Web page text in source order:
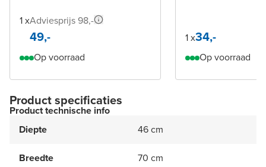
1 xAdviesprijs 98,-
49,-
Op voorraad
1 x34,-
Op voorraad
Product specificaties
Product technische info
Diepte
46 cm
Breedte 70 cm